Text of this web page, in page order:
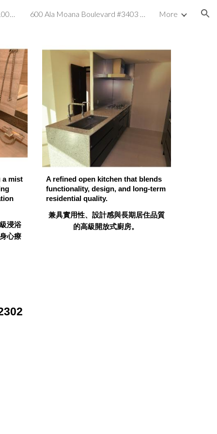
More
a mist
浸浴
心療
A refined open kitchen that blends
functionality, design, and long-term
residential quality.
兼具實用性、設計感與長期居住品質
的高級開放式廚房。